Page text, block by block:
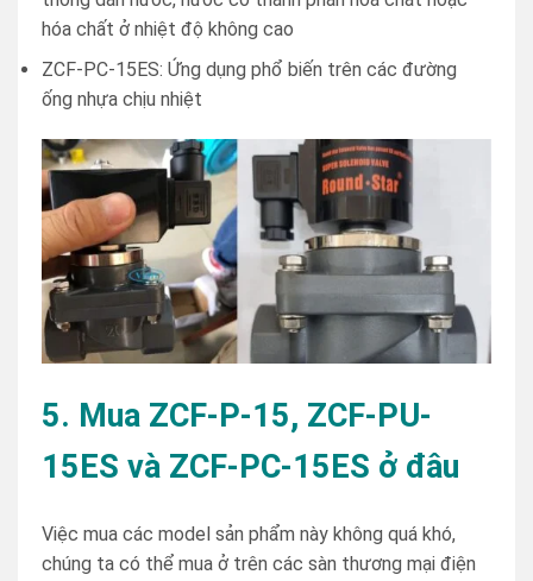
hóa chất ở nhiệt độ không cao
ZCF-PC-15ES: Ứng dụng phổ biến trên các đường
ống nhựa chịu nhiệt
5. Mua ZCF-P-15, ZCF-PU-
15ES và ZCF-PC-15ES ở đâu
Việc mua các model sản phẩm này không quá khó,
chúng ta có thể mua ở trên các sàn thương mại điện